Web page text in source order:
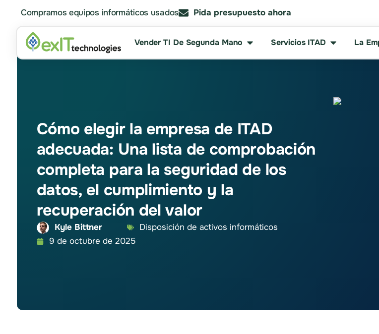
Compramos equipos informáticos usados Pida presupuesto ahora
Vender TI De Segunda Mano Servicios ITAD La
Cómo elegir la empresa de ITAD
adecuada: Una lista de comprobación
completa para la seguridad de los
datos, el cumplimiento y la
recuperación del valor
Kyle Bittner
Disposición de activos informáticos
9 de octubre de 2025